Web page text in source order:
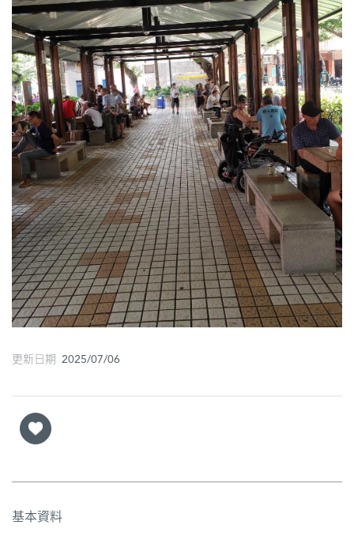
地
圖
媽
閣
寺
廟
士
教
堂
街
市
更新日期 2025/07/06
基本資料